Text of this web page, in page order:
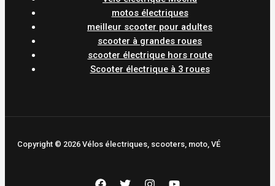
motos électriques
meilleur scooter pour adultes
scooter à grandes roues
scooter électrique hors route
Scooter électrique à 3 roues
Copyright © 2026 Vélos électriques, scooters, moto, VÉ